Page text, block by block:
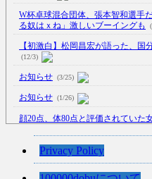
W杯卓球混合団体、張本智和選手
る奴はｘね」激しいブーイングも
【初激白】松岡昌宏が語った、
(12/3)
お知らせ (3/25)
お知らせ (1/26)
顔20点、体80点と評価されていた
【中国】処理水の問題化狙うも不
Privacy Policy